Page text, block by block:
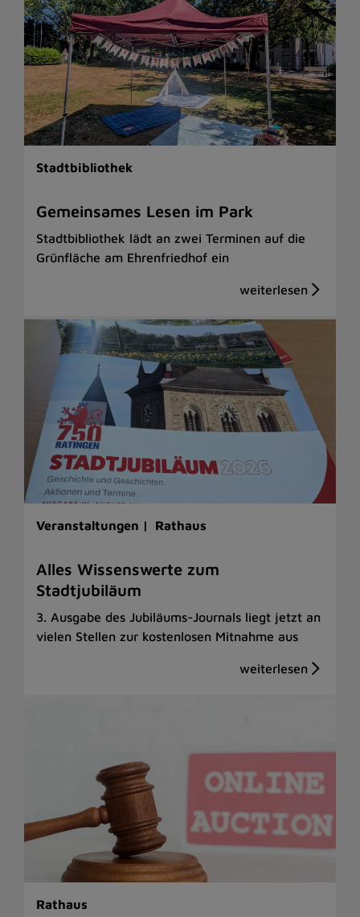
Stadtbibliothek
Gemeinsames Lesen im Park
Stadtbibliothek lädt an zwei Terminen auf die
Grünfläche am Ehrenfriedhof ein
Veranstaltungen | Rathaus
Alles Wissenswerte zum
Stadtjubiläum
3. Ausgabe des Jubiläums-Journals liegt jetzt an
vielen Stellen zur kostenlosen Mitnahme aus
Rathaus